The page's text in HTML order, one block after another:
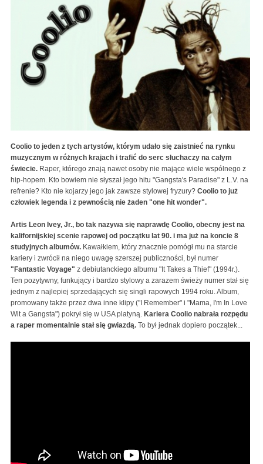
Coolio to jeden z tych artystów, którym udało się zaistnieć na rynku
muzycznym w różnych krajach i trafić do serc słuchaczy na całym
świecie. Raper, którego znają nawet osoby nie mające wiele wspólnego z
hip-hopem. Kto bowiem nie słyszał jego hitu "Gangsta's Paradise" z L.V. na
refrenie? Kto nie kojarzy jego jak zawsze stylowej fryzury? Coolio to już
człowiek legenda i z pewnością nie żaden "one hit wonder".
Artis Leon Ivey, Jr., bo tak nazywa się naprawdę Coolio, obecny jest na
kalifornijskiej scenie rapowej od początku lat 90. i ma już na koncie 8
studyjnych albumów. Kawałkiem, który znacznie pomógł mu na starcie
kariery i zwrócił na niego uwagę szerszej publiczności, był numer
"Fantastic Voyage" z debiutanckiego albumu "It Takes a Thief" (1994r.).
Ten pozytywny, funkujący i bardzo stylowy a zarazem świeży numer stał się
jednym z najlepiej sprzedających się singli rapowych 1994 roku. Album,
promowany także przez dwa inne klipy ("I Remember" i "Mama, I'm In Love
Wit a Gangsta") pokrył się w USA platyną. Kariera Coolio nabrała rozpędu
a raper momentalnie stał się gwiazdą. To był jednak dopiero początek...